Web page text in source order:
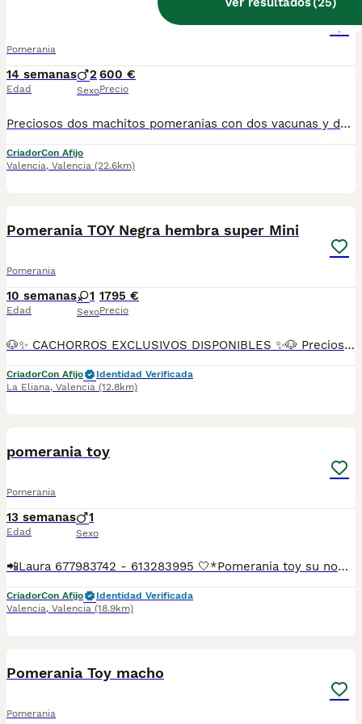
Pomerania
14 semanas
Edad
2
Sexo
600 €
Precio
Preciosos dos machitos pomeranias con dos vacunas y desparasitaciones correspondientes a su edad muy cariñosas y juguetones listos para entregar criados en ambiente familiar
CriadorCon Afijo
Valencia, Valencia (22.6km)
Pomerania TOY Negra hembra super Mini
Pomerania
10 semanas
Edad
1
Sexo
1795 €
Precio
🐶✨ CACHORROS EXCLUSIVOS DISPONIBLES ✨🐶 Preciosos cachorros criados en ambiente familiar, rodeados de amor y cuidados desde el primer día ❤️ Totalmente socializados, cariñosos y acostumbrados al contacto con personas. 📦 Se entregan con todas las garantías: ✔️ Cartilla sanitaria ✔️ Vacunación al día 💉 ✔️ Desparasitación completa ✅ ✔️ Garantía vírica 😷 ✔️ Garantía congénita 👌 ✔️ Contrato de entrega ✍️ 📸 Síguenos en Instagram: @fincapaunais para ver fotos y vídeos reales ⚠️ Disponibilidad limitada ⚠️ Se reservan rápido. 📲 Contacto directo por WhatsApp: 671 454 202 Solo personas responsables
CriadorCon Afijo
Identidad Verificada
La Eliana, Valencia (12.8km)
pomerania toy
Pomerania
13 semanas
Edad
1
Sexo
📲Laura 677983742 - 613283995 🤍*Pomerania toy su nombre es Toro*🤍 ¿Buscas un nuevo compañero para tu hogar? ❤️ Tenemos preciosos cachorros listos para encontrar una familia responsable. ✅ Vacunados ✅ Desparasitados ✅ Cartilla sanitaria ✅ Garantías incluidas ✅ Máxima atención y cuidado Se hacen envíos a toda España: Andalucía: Almería, Cádiz, Córdoba, Granada, Huelva, Jaén, Málaga, Sevilla.Aragón: Huesca, Teruel, Zaragoza.Asturias: Oviedo.Baleares: Palma.Canarias: Las Palmas de Gran Canaria, Santa Cruz de Tenerife.Cantabria: Santander.Castilla-La Mancha: Albacete, Ciudad Real, Cuenca, Guadalajara, Toledo.Castilla y León: Ávila, Burgos, León, Palencia, Salamanca, Segovia, Soria, Valladolid, Zamora.Cataluña: Barcelona, Gerona (Girona), Lérida (Lleida), Tarragona.Comunidad Valenciana: Alicante, Castellón de la Plana, Valencia.Extremadura: Badajoz, Cáceres.Galicia: La Coruña (A Coruña), Lugo, Orense (Ourense), Pontevedra.La Rioja: Logroño.Madrid: Madrid.Murcia: Murcia.Navarra: Pamplona.País Vasco: Bilbao (Vizcaya), San Sebastián (Guipúzcoa), Vitoria (Álava). 🐾 Cachorros sanos, sociables y criados con mucho cariño. 📲 ¡Pregunta sin compromiso por disponibilidad, fotos y precios por mensaje privado!
CriadorCon Afijo
Identidad Verificada
Valencia, Valencia (18.9km)
Pomerania Toy macho
Pomerania